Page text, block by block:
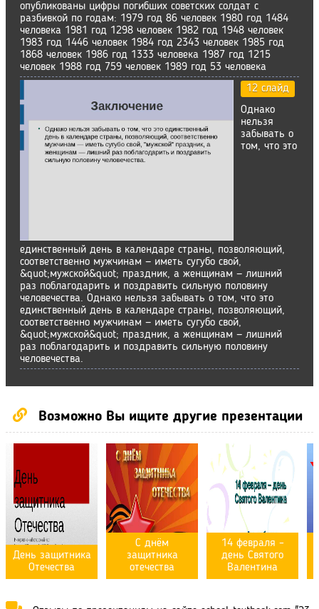
опубликованы цифры погибших советских солдат с
разбивкой по годам: 1979 год 86 человек 1980 год 1484
человека 1981 год 1298 человек 1982 год 1948 человек
1983 год 1446 человек 1984 год 2343 человек 1985 год
1868 человек 1986 год 1333 человека 1987 год 1215
человек 1988 год 759 человек 1989 год 53 человека
12 слайд
Однако
нельзя
забывать о
том, что это
единственный день в календаре страны, позволяющий,
соответственно мужчинам — иметь сугубо свой,
&quot;мужской&quot; праздник, а женщинам — лишний
раз поблагодарить и поздравить сильную половину
человечества. Однако нельзя забывать о том, что это
единственный день в календаре страны, позволяющий,
соответственно мужчинам — иметь сугубо свой,
&quot;мужской&quot; праздник, а женщинам — лишний
раз поблагодарить и поздравить сильную половину
человечества.
Возможно Вы ищите другие презентации
День защитника
Отечества
С днём
защитника
отечества
14 февраля –
день Святого
Валентина